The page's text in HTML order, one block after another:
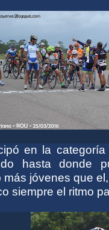
en la categoría
hasta donde
jóvenes que
siempre el ritmo